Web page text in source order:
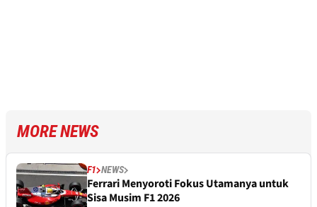
MORE NEWS
F1 NEWS
Ferrari Menyoroti Fokus Utamanya untuk
Sisa Musim F1 2026